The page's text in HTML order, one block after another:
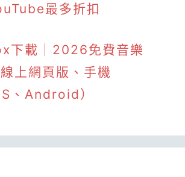
最多折扣
下載｜2026免費音樂
上網頁版、手機
、Android）